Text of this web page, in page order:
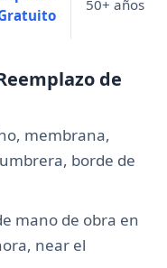
50+ años
de
membrana,
borde de
mano de obra en
near el